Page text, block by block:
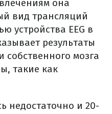
она
вид трансляций
устройства EEG в
результаты
мозга
такие как
недостаточно и 20-